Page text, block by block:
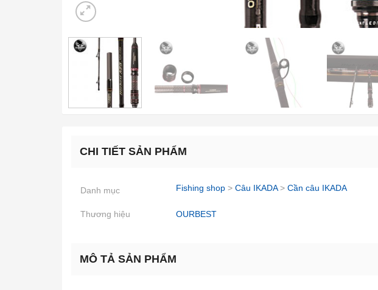
CHI TIẾT SẢN PHẨM
Danh mục Fishing shop > Câu IKADA > Cần câu IKADA
Thương hiệu OURBEST
MÔ TẢ SẢN PHẨM